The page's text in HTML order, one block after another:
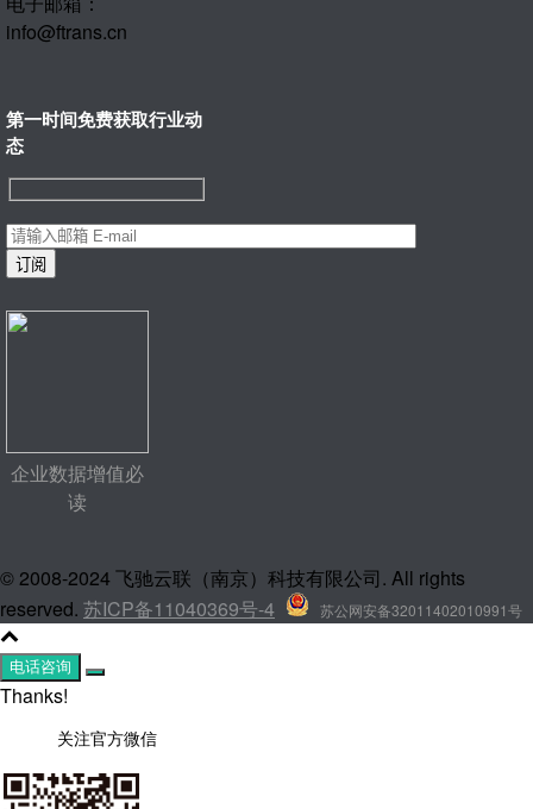
info@ftrans.cn
第一时间免费获取行业动
态
企业数据增值必
读
© 2008-2024 飞驰云联（南京）科技有限公司. All rights
reserved. 苏ICP备11040369号-4 苏公网安备32011402010991号
电话咨询
Thanks!
关注官方微信